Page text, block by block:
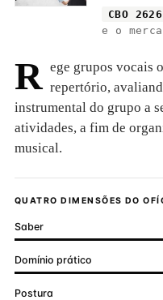
CBO
e o
R ege grupos vocais
repertório,
instrumental do grupo a
atividades, a fim de
musical.
QUATRO DIMENSÕES DO
Saber
Domínio prático
Postura